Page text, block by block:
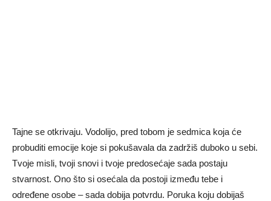
Tajne se otkrivaju. Vodolijo, pred tobom je sedmica koja će
probuditi emocije koje si pokušavala da zadržiš duboko u sebi.
Tvoje misli, tvoji snovi i tvoje predosećaje sada postaju
stvarnost. Ono što si osećala da postoji između tebe i
određene osobe – sada dobija potvrdu. Poruka koju dobijaš